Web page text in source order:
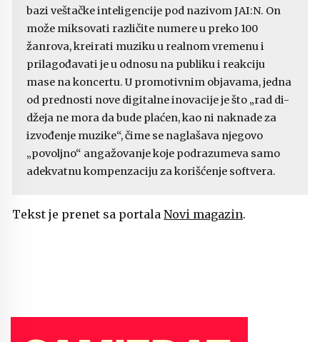
bazi veštačke inteligencije pod nazivom JAI:N. On
može miksovati različite numere u preko 100
žanrova, kreirati muziku u realnom vremenu i
prilagođavati je u odnosu na publiku i reakciju
mase na koncertu. U promotivnim objavama, jedna
od prednosti nove digitalne inovacije je što „rad di-
džeja ne mora da bude plaćen, kao ni naknade za
izvođenje muzike“, čime se naglašava njegovo
„povoljno“ angažovanje koje podrazumeva samo
adekvatnu kompenzaciju za korišćenje softvera.
Tekst je prenet sa portala Novi magazin.